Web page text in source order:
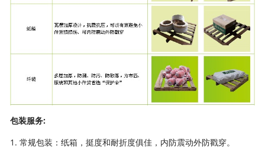
包装服务:
1. 常规包装：纸箱，挺度和耐折度俱佳，内防震动外防戳穿。